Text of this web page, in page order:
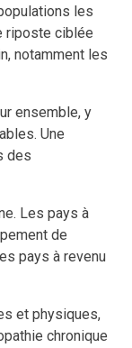
les
riposte ciblée
notamment les
ensemble, y
Une
des
Les pays à
de
pays à revenu
et physiques,
chronique